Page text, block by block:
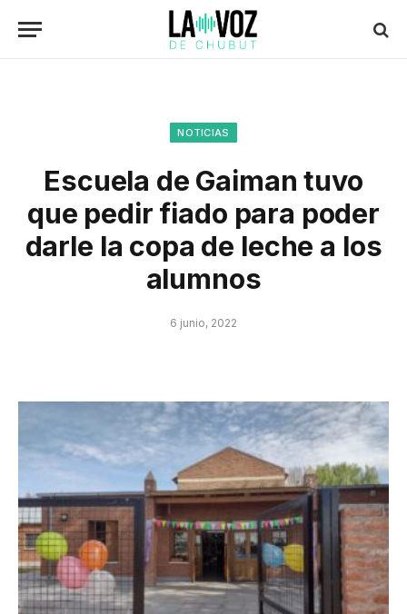
NOTICIAS
Escuela de Gaiman tuvo
que pedir fiado para poder
darle la copa de leche a los
alumnos
6 junio, 2022